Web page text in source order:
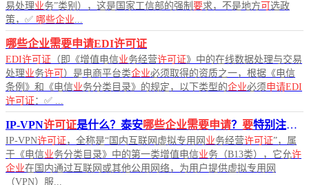
易处理业务”类别），这是国家工信部的强制 要求，不是地方 可 选政
策，✅ 哪些企业...
哪些企业需要申请EDI许可证
EDI许可证 （即《增值电信业务经营许可证》中的在线数据处理与交易
处理业务许可 ）是电商平台类企业必须取得的资质之一，根据《电信
条例》和《电信业务分类目录》的规定，以下类型的企业必须申请EDI
许可证 ：✅ ...
IP-VPN许可证是什么？泰安哪些企业需要申请？ 要特别注意
IP-VPN许可证 ，全称是“国内互联网虚拟专用网 业务经营许可证”，属
于《电信业务分类目录》中的第一类增值电信业务（B13类），它允许
企业在国内通过互联网或其他公用网络，为用户提供虚拟专用网
（VPN）服...